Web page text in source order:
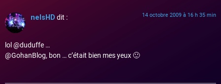
nelsHD dit : 14 octobre 2009 à 16 h 35 min
lol @duduffe …
@GohanBlog, bon … c’était bien mes yeux 🙂